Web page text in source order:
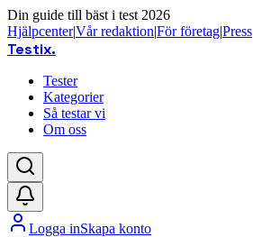
Din guide till bäst i test 2026
Hjälpcenter|Vår redaktion|För företag|Press
Testix.
Tester
Kategorier
Så testar vi
Om oss
Logga inSkapa konto